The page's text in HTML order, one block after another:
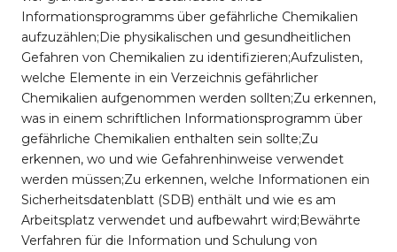
Informationsprogramms über gefährliche Chemikalien
aufzuzählen;Die physikalischen und gesundheitlichen
Gefahren von Chemikalien zu identifizieren;Aufzulisten,
welche Elemente in ein Verzeichnis gefährlicher
Chemikalien aufgenommen werden sollten;Zu erkennen,
was in einem schriftlichen Informationsprogramm über
gefährliche Chemikalien enthalten sein sollte;Zu
erkennen, wo und wie Gefahrenhinweise verwendet
werden müssen;Zu erkennen, welche Informationen ein
Sicherheitsdatenblatt (SDB) enthält und wie es am
Arbeitsplatz verwendet und aufbewahrt wird;Bewährte
Verfahren für die Information und Schulung von